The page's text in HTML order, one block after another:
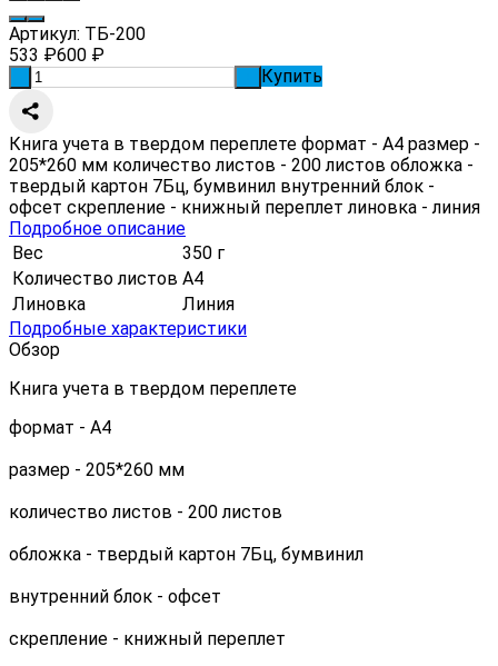
Артикул: ТБ-200
533 ₽600 ₽
Купить
Книга учета в твердом переплете формат - А4 размер -
205*260 мм количество листов - 200 листов обложка -
твердый картон 7Бц, бумвинил внутренний блок -
офсет скрепление - книжный переплет линовка - линия
Подробное описание
Вес
350 г
Количество листов А4
Линовка
Линия
Подробные характеристики
Обзор
Книга учета в твердом переплете
формат - А4
размер - 205*260 мм
количество листов - 200 листов
обложка - твердый картон 7Бц, бумвинил
внутренний блок - офсет
скрепление - книжный переплет